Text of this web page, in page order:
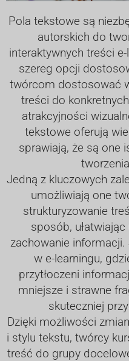
Pola tekstowe są
autorskich do
interaktywnych treści
szereg opcji
twórcom dostosować
treści do
atrakcyjności
tekstowe oferują
sprawiają, że są one
Jedną z kluczowych
umożliwiają one
strukturyzowanie
sposób,
zachowanie
w e-learningu,
przytłoczeni
mniejsze i strawne
skuteczniej
Dzięki możliwości
i stylu tekstu, twórcy
treść do grupy